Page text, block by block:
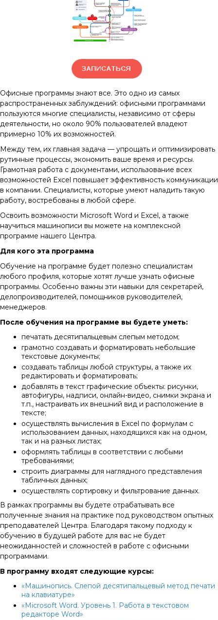
Офисные программы знают все. Это одно из самых
распространенных заблуждений: офисными программами
пользуются многие специалисты, независимо от сферы
деятельности, но около 90% пользователей владеют
примерно 10% их возможностей.
Между тем, их главная задача — упрощать и оптимизировать
рутинные процессы, экономить ваше время и ресурсы.
Грамотная работа с документами, использование всех
возможностей Excel повышает эффективность коммуникации
в компании. Специалисты, которые умеют наладить такую
работу, востребованы в любой сфере.
Освоить возможности Microsoft Word и Excel, а также
научиться машинописи вы можете на комплексной
программе нашего Центра.
Для кого эта программа
Обучение на программе будет полезно специалистам
любого профиля, которые хотят лучше узнать офисные
программы. Особенно важны эти навыки для секретарей,
делопроизводителей, помощников руководителей,
менеджеров.
После обучения на программе вы будете уметь:
печатать десятипальцевым слепым методом;
грамотно создавать и форматировать небольшие
текстовые документы;
создавать таблицы любой структуры, а также их
редактировать и форматировать;
добавлять в текст графические объекты: рисунки,
автофигуры, надписи, онлайн-видео, снимки экрана и
т.п., настраивать их внешний вид и расположение в
тексте;
осуществлять вычисления в Excel по формулам с
использованием данных, находящихся как на одном,
так и на разных листах;
оформлять таблицы в соответствии с любыми
требованиями;
строить диаграммы для наглядного представления
табличных данных;
осуществлять сортировку и фильтрование данных.
В рамках программы вы будете отрабатывать все
полученные знания на практике под руководством опытных
преподавателей Центра. Благодаря такому подходу к
обучению в будущей работе для вас не будет
неожиданностей и сложностей в работе с офисными
программами.
В программу входят следующие курсы:
«Машинопись. Слепой десятипальцевый метод печати
на клавиатуре»
«Microsoft Word. Уровень 1. Работа в текстовом
редакторе Word»